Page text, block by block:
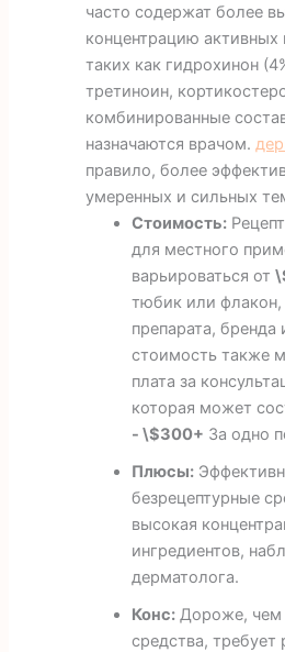
часто содержат более
концентрацию активных
таких как гидрохинон
третиноин,
комбинированные
назначаются врачом.
правило, более
умеренных и сильных
Стоимость:
для местного
варьироваться от
тюбик или флакон,
препарата, бренда
стоимость также
плата за
которая может
- \$300+ За одно
Плюсы:
безрецептурные
высокая
ингредиентов,
дерматолога.
Конс:Дороже, чем
средства, требует